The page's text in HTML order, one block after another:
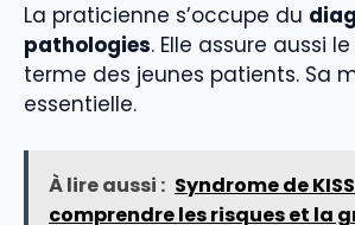
La praticienne s’occupe du
pathologies. Elle assure aussi
terme des jeunes patients. Sa
essentielle.
À lire aussi : Syndrome de
comprendre les risques et la